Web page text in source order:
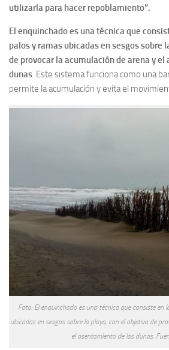
utilizarla para hacer repoblamiento”.
El enquinchado es una técnica que
palos y ramas ubicadas en sesgos sobre
de provocar la acumulación de arena y
dunas. Este sistema funciona como una
permite la acumulación y evita el
Foto: El enquinchado es una técnica que consiste en
ubicadas en sesgos sobre la playa, con el objetivo de
el asentamiento de las dunas.